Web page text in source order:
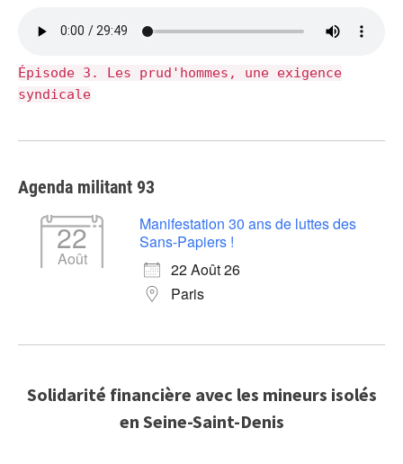
Épisode 3. Les prud'hommes, une exigence
syndicale
Agenda militant 93
22
Août
Manifestation 30 ans de luttes des
Sans-Papiers !
22 Août 26
Paris
Solidarité financière avec les mineurs isolés
en Seine-Saint-Denis